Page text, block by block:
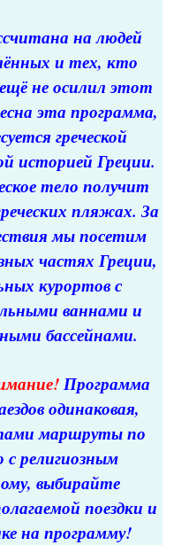
на людей
и тех, кто
не осилил этот
эта программа,
греческой
историей Греции.
тело получит
пляжах. За
мы посетим
частях Греции,
курортов с
ваннами и
бассейнами.
Программа
одинаковая,
маршруты по
с религиозным
выбирайте
поездки и
на программу!